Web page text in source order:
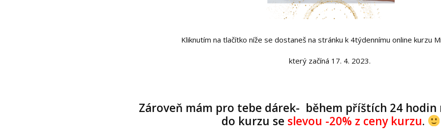
Kliknutím na tlačítko níže se dostaneš na stránku k 4týdennímu online kurzu
který začíná 17. 4. 2023.
Zároveň mám pro tebe dárek- během příštích 24
do kurzu se slevou -20% z ceny kurzu.